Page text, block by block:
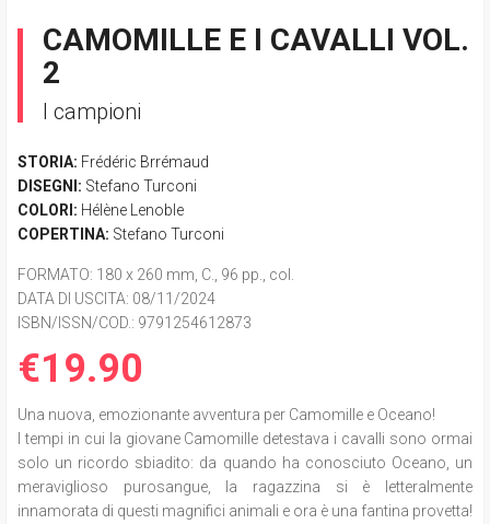
CAMOMILLE E I CAVALLI VOL.
2
I campioni
STORIA: Frédéric Brrémaud
DISEGNI: Stefano Turconi
COLORI: Hélène Lenoble
COPERTINA: Stefano Turconi
FORMATO: 180 x 260 mm, C., 96 pp., col.
DATA DI USCITA: 08/11/2024
ISBN/ISSN/COD.: 9791254612873
€19.90
Una nuova, emozionante avventura per Camomille e Oceano!
I tempi in cui la giovane Camomille detestava i cavalli sono ormai
solo un ricordo sbiadito: da quando ha conosciuto Oceano, un
meraviglioso purosangue, la ragazzina si è letteralmente
innamorata di questi magnifici animali e ora è una fantina provetta!